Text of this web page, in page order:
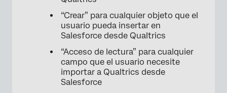
“Crear” para cualquier objeto que el
usuario pueda insertar en
Salesforce desde Qualtrics
“Acceso de lectura” para cualquier
campo que el usuario necesite
importar a Qualtrics desde
Salesforce